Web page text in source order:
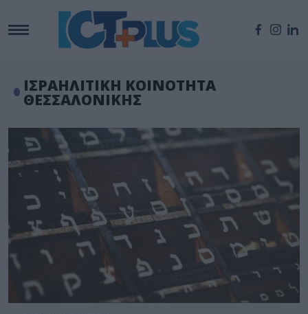
ΙΣΡΑΗΛΙΤΙΚΗ ΚΟΙΝΟΤΗΤΑ
ΘΕΣΣΑΛΟΝΙΚΗΣ